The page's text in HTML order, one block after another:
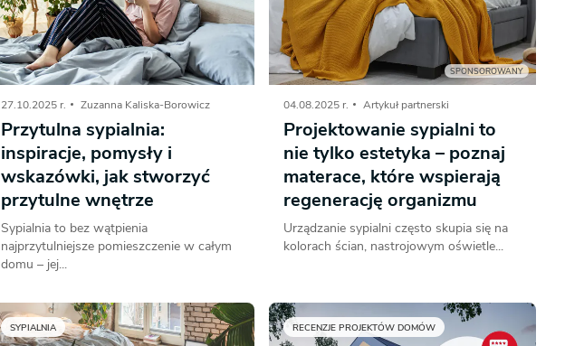
27.10.2025 r. Zuzanna Kaliska-Borowicz
Przytulna sypialnia:
inspiracje, pomysły i
wskazówki, jak stworzyć
przytulne wnętrze
Sypialnia to bez wątpienia
najprzytulniejsze pomieszczenie w całym
domu – jej...
SPONSOROWANY
04.08.2025 r. Artykuł partnerski
Projektowanie sypialni to
nie tylko estetyka – poznaj
materace, które wspierają
regenerację organizmu
Urządzanie sypialni często skupia się na
kolorach ścian, nastrojowym oświetle...
SYPIALNIA RECENZJE PROJEKTÓW DOMÓW